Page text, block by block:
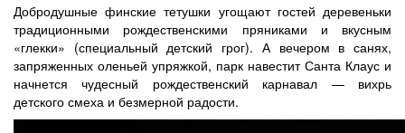
Добродушные финские тетушки угощают гостей деревеньки
традиционными рождественскими пряниками и вкусным
«глекки» (специальный детский грог). А вечером в санях,
запряженных оленьей упряжкой, парк навестит Санта Клаус и
начнется чудесный рождественский карнавал — вихрь
детского смеха и безмерной радости.